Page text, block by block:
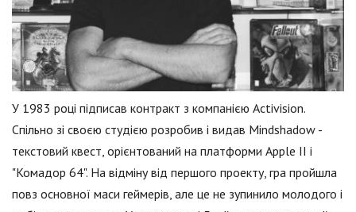
У 1983 році підписав контракт з компанією Activision.
Спільно зі своєю студією розробив і видав Mindshadow -
текстовий квест, орієнтований на платформи Apple II і
"Комадор 64". На відміну від першого проекту, гра пройшла
повз основної маси геймерів, але це не зупинило молодого і